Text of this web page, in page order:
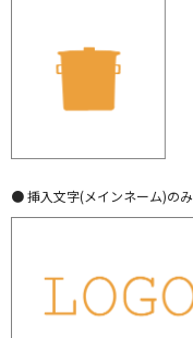
● 挿入文字(メインネーム)のみ